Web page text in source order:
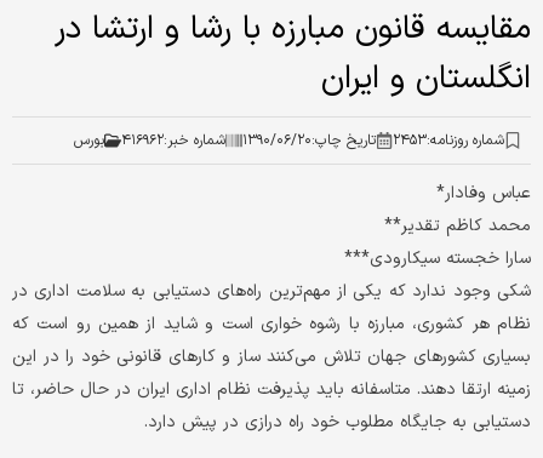
مقایسه قانون مبارزه با رشا و ارتشا در
انگلستان و ایران
شماره روزنامه:۲۴۵۳ تاریخ چاپ:۱۳۹۰/۰۶/۲۰ شماره خبر:۴۱۶۹۶۲ بورس
عباس وفادار*
محمد کاظم تقدیر**
سارا خجسته سیکارودی***
شکی وجود ندارد که یکی از مهم‌ترین راه‌های دستیابی به سلامت اداری در
نظام هر کشوری، مبارزه با رشوه خواری است و شاید از همین رو است که
بسیاری کشورهای جهان تلاش می‌کنند ساز و کارهای قانونی خود را در این
زمینه ارتقا دهند. متاسفانه باید پذیرفت نظام اداری ایران در حال حاضر، تا
دستیابی به جایگاه مطلوب خود راه درازی در پیش دارد.